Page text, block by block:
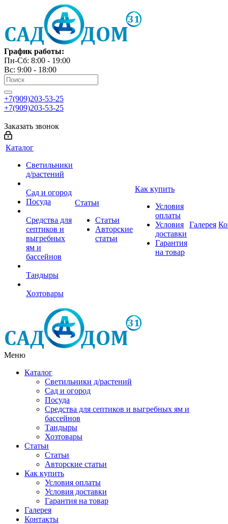
График работы:
Пн-Сб: 8:00 - 19:00
Вс: 9:00 - 18:00
+7(909)203-53-25
+7(909)203-53-25
Заказать звонок
Каталог
Светильники
д/растений
Сад и огород
Посуда
Средства для
септиков и
выгребных
ям и
бассейнов
Тандыры
Хозтовары
Статьи
Статьи
Авторские
статьи
Как купить
Условия
оплаты
Условия
доставки
Гарантия
на товар
Галерея
Меню
Каталог
Светильники д/растений
Сад и огород
Посуда
Средства для септиков и выгребных ям и
бассейнов
Тандыры
Хозтовары
Статьи
Статьи
Авторские статьи
Как купить
Условия оплаты
Условия доставки
Гарантия на товар
Галерея
Контакты